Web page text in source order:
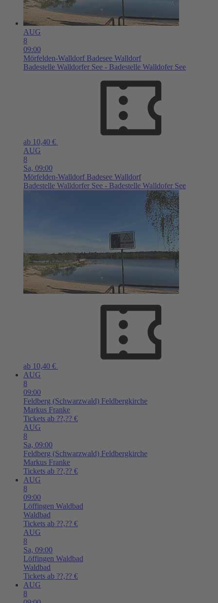
AUG
8
09:00
Mörfelden-Walldorf Badesee Walldorf
Badestelle Walldorfer See - Badestelle Walldofer See
ab 10,40 €
AUG
8
Sa, 09:00
Mörfelden-Walldorf Badesee Walldorf
Badestelle Walldorfer See - Badestelle Walldofer See
ab 10,40 €
AUG
8
09:00
Feldberg (Schwarzwald) Feldbergkirche
Markus Franke
Tickets ab ??,?? €
AUG
8
Sa, 09:00
Feldberg (Schwarzwald) Feldbergkirche
Markus Franke
Tickets ab ??,?? €
AUG
8
09:00
Löffingen Waldbad
Waldbad
Tickets ab ??,?? €
AUG
8
Sa, 09:00
Löffingen Waldbad
Waldbad
Tickets ab ??,?? €
AUG
8